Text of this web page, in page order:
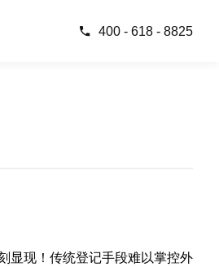
400 - 618 - 8825
显现！传统登记手段难以掌控外